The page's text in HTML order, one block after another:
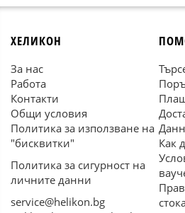
ХЕЛИКОН
За нас
Работа
Контакти
Общи условия
Политика за използване на
"бисквитки"
Политика за сигурност на
личните данни
service@helikon.bg
Как